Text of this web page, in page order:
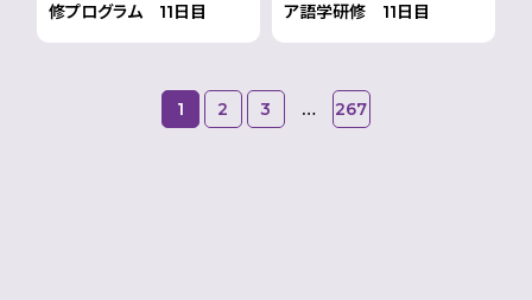
修プログラム 11日目
ア語学研修 11日目
1 2 3 … 267